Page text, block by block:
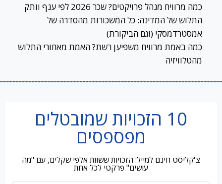
כמה מרוויח מנהל פרויקטים? שכר 2026 לפי ענף וותק
התלוש של המדינה: כל המשכורות מהסדרה של
אמסטרדמסקי (וגם הביקורת)
כמה באמת מרוויח משפיען רשת? האמת מאחורי התלוש
מהטלוויזיה
10 הזכויות שמובטלים
מפספסים
צ'קליסט חינם למייל: הזכויות ששוות אלפי שקלים, עם "מה
עושים" פרקטי לכל אחת